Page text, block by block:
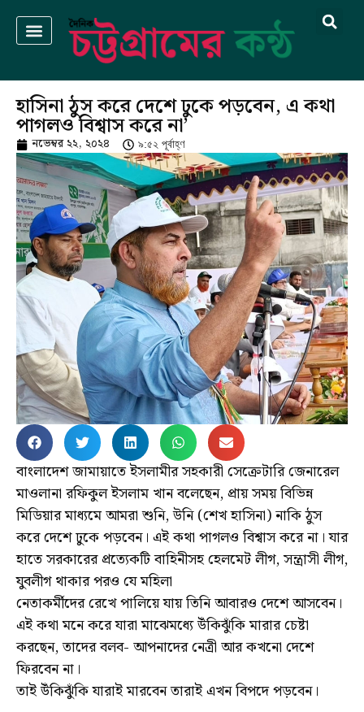
হাসিনা ঠুস করে দেশে ঢুকে পড়বেন, এ কথা
পাগলও বিশ্বাস করে না’
নভেম্বর ২২, ২০২৪ ৯:৫২ পূর্বাহ্ণ
বাংলাদেশ জামায়াতে ইসলামীর সহকারী সেক্রেটারি জেনারেল
মাওলানা রফিকুল ইসলাম খান বলেছেন, প্রায় সময় বিভিন্ন
মিডিয়ার মাধ্যমে আমরা শুনি, উনি (শেখ হাসিনা) নাকি ঠুস
করে দেশে ঢুকে পড়বেন। এই কথা পাগলও বিশ্বাস করে না। যার
হাতে সরকারের প্রত্যেকটি বাহিনীসহ হেলমেট লীগ, সন্ত্রাসী লীগ,
যুবলীগ থাকার পরও যে মহিলা
নেতাকর্মীদের রেখে পালিয়ে যায় তিনি আবারও দেশে আসবেন।
এই কথা মনে করে যারা মাঝেমধ্যে উঁকিঝুঁকি মারার চেষ্টা
করছেন, তাদের বলব- আপনাদের নেত্রী আর কখনো দেশে
ফিরবেন না।
তাই উঁকিঝুঁকি যারাই মারবেন তারাই এখন বিপদে পড়বেন।